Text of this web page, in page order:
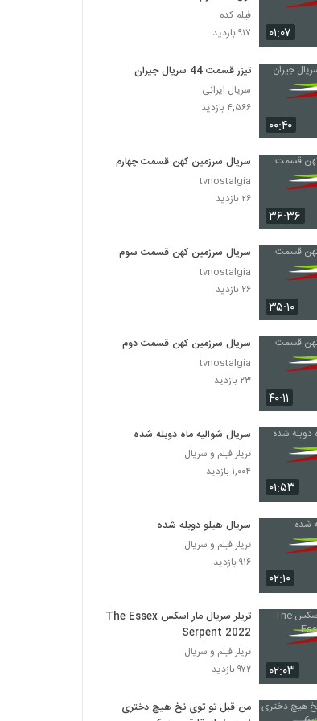
۰۱:۰۷
فیلم کده
۹۱۷ بازدید
۰۰:۴۰
تیزر قسمت 44 سریال جیران
سریال ایرانی
۴,۵۶۶ بازدید
۳۶:۳۶
سریال سرزمین کهن قسمت چهارم
tvnostalgia
۲۶ بازدید
۳۵:۱۰
سریال سرزمین کهن قسمت سوم
tvnostalgia
۲۶ بازدید
۴۰:۱۱
سریال سرزمین کهن قسمت دوم
tvnostalgia
۲۳ بازدید
۰۱:۵۳
سریال شوالیه ماه دوبله شده
تریلر فیلم و سریال
۱,۰۰۴ بازدید
۰۲:۱۰
سریال هیلو دوبله شده
تریلر فیلم و سریال
۹۱۶ بازدید
۰۲:۰۳
تریلر سریال مار اسکس The Essex
Serpent 2022
تریلر فیلم و سریال
۹۷۲ بازدید
من قبل تو توی نخ هیچ دختری